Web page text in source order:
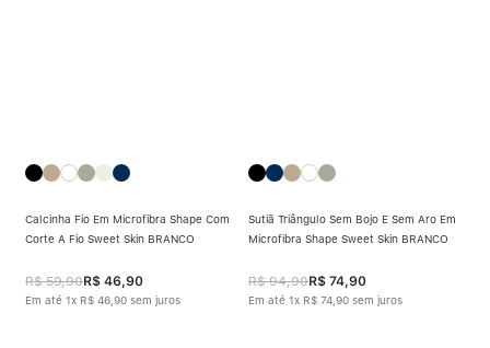
Calcinha Fio Em Microfibra Shape Com
Corte A Fio Sweet Skin BRANCO
R$ 59,90R$ 46,90
Em até 1x R$ 46 90 sem juros
Sutiã Triângulo Sem Bojo E Sem Aro Em
Microfibra Shape Sweet Skin BRANCO
R$ 94,90R$ 74,90
Em até 1x R$ 74 90 sem juros